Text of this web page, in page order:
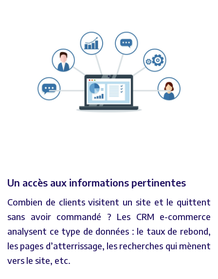
Un accès aux informations pertinentes
Combien de clients visitent un site et le quittent
sans avoir commandé ? Les CRM e-commerce
analysent ce type de données : le taux de rebond,
les pages d’atterrissage, les recherches qui mènent
vers le site, etc.